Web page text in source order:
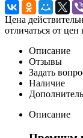
Цена
отличаться от
Описание
Отзывы
Задать
Наличие
Описание